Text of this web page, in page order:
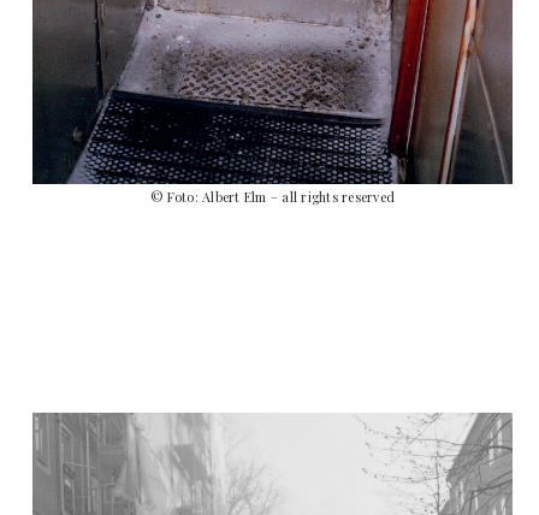
© Foto: Albert Elm – all rights reserved